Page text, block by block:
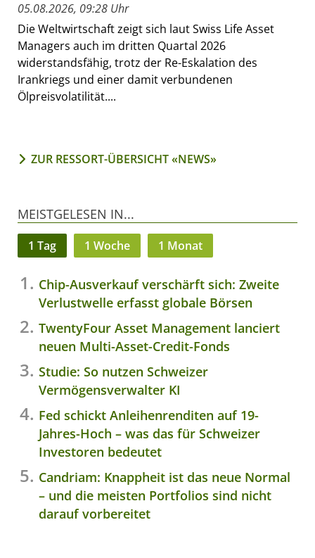
05.08.2026, 09:28 Uhr
Die Weltwirtschaft zeigt sich laut Swiss Life Asset
Managers auch im dritten Quartal 2026
widerstandsfähig, trotz der Re-Eskalation des
Irankriegs und einer damit verbundenen
Ölpreisvolatilität....
ZUR RESSORT-ÜBERSICHT «NEWS»
MEISTGELESEN IN...
1 Tag 1 Woche 1 Monat
Chip-Ausverkauf verschärft sich: Zweite
Verlustwelle erfasst globale Börsen
TwentyFour Asset Management lanciert
neuen Multi-Asset-Credit-Fonds
Studie: So nutzen Schweizer
Vermögensverwalter KI
Fed schickt Anleihenrenditen auf 19-
Jahres-Hoch – was das für Schweizer
Investoren bedeutet
Candriam: Knappheit ist das neue Normal
– und die meisten Portfolios sind nicht
darauf vorbereitet